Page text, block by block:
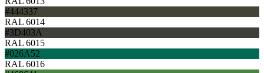
#444337
RAL 6014
#3D403A
RAL 6015
#026A52
RAL 6016